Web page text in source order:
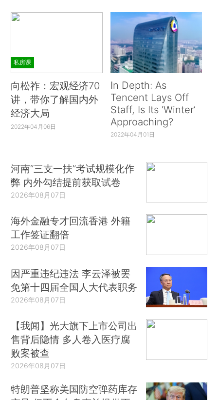
私房课
向松祚：宏观经济70
讲，带你了解国内外
经济大局
2022年04月06日
In Depth: As
Tencent Lays Off
Staff, Is Its ‘Winter’
Approaching?
2022年04月01日
河南“三支一扶”考试规模化作
弊 内外勾结提前获取试卷
2026年08月07日
海外金融专才回流香港 外籍
工作签证翻倍
2026年08月07日
因严重违纪违法 李云泽被罢
免第十四届全国人大代表职务
2026年08月07日
【我闻】光大旗下上市公司出
售背后隐情 多人卷入医疗腐
败案被查
2026年08月07日
特朗普坚称美国防空弹药库存